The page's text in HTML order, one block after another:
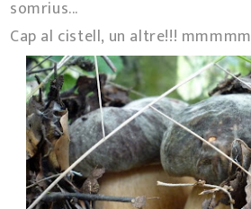
somrius...
Cap al cistell, un altre!!! mmmmm